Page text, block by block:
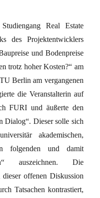
Real Estate
des Projektentwicklers
und Bodenpreise
trotz hoher Kosten?“ am
Berlin am vergangenen
die Veranstalterin auf
FURI und äußerte den
Dialog“. Dieser solle sich
akademischen,
folgenden und damit
auszeichnen. Die
offenen Diskussion
Tatsachen kontrastiert,